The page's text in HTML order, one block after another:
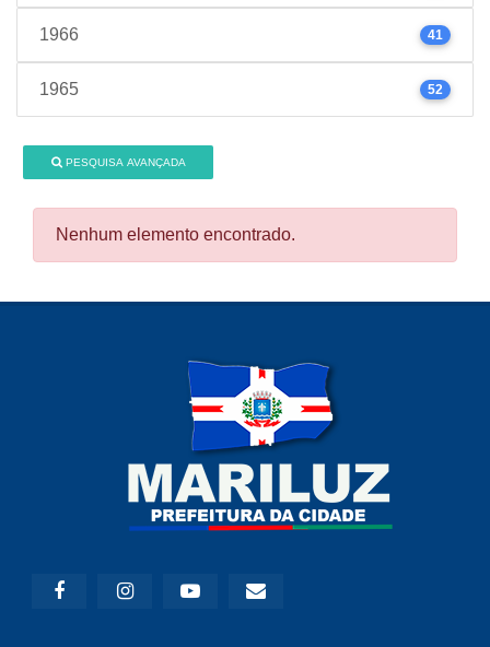
1966 41
1965 52
PESQUISA AVANÇADA
Nenhum elemento encontrado.